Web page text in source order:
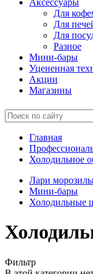
Аксессуары
Для
Для
Для
Разное
Мини-бары
Уцененная
Акции
Магазины
Главная
Холодильное
Лари
Мини-бары
Холодильные
Фильтр